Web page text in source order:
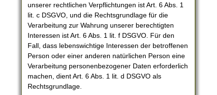
unserer rechtlichen Verpflichtungen ist Art. 6 Abs. 1
lit. c DSGVO, und die Rechtsgrundlage für die
Verarbeitung zur Wahrung unserer berechtigten
Interessen ist Art. 6 Abs. 1 lit. f DSGVO. Für den
Fall, dass lebenswichtige Interessen der betroffenen
Person oder einer anderen natürlichen Person eine
Verarbeitung personenbezogener Daten erforderlich
machen, dient Art. 6 Abs. 1 lit. d DSGVO als
Rechtsgrundlage.